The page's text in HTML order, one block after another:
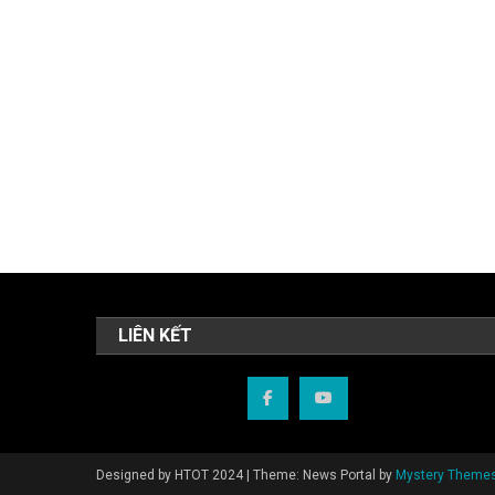
LIÊN KẾT
Designed by HTOT 2024 Theme: News Portal by Mystery